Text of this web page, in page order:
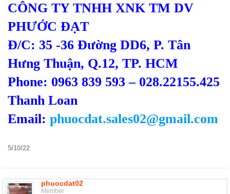
CÔNG TY TNHH XNK TM DV
PHƯỚC ĐẠT
Đ/C: 35 -36 Đường DD6, P. Tân
Hưng Thuận, Q.12, TP. HCM
Phone: 0963 839 593 – 028.22155.425
Thanh Loan
Email: phuocdat.sales02@gmail.com
5/10/22
phuocdat02
Member